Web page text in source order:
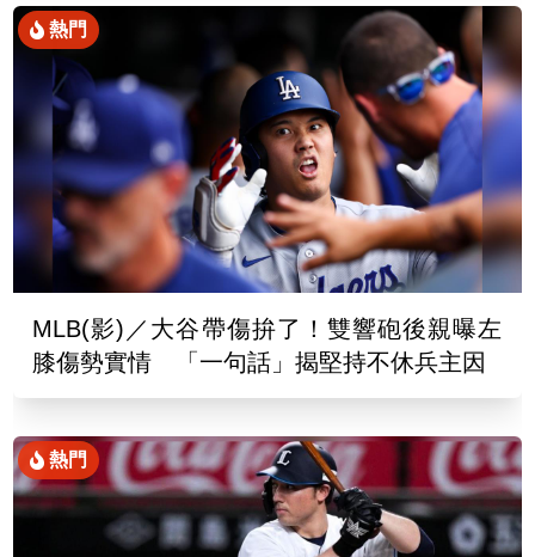
熱門
MLB(影)／大谷帶傷拚了！雙響砲後親曝左
膝傷勢實情 「一句話」揭堅持不休兵主因
熱門